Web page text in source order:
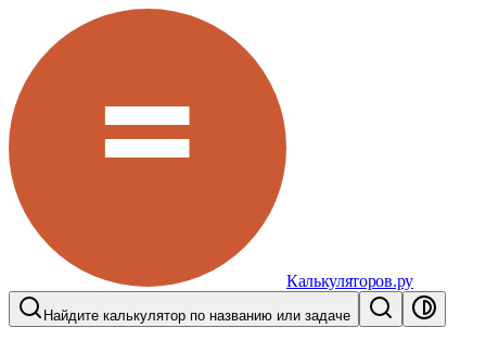
Калькуляторов.ру
Найдите калькулятор по названию или задаче